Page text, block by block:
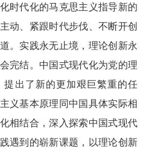
时代化的马克思主义指导新的
动、紧跟时代步伐、不断开创
。实践永无止境，理论创新永
完结。中国式现代化为党的理
出了新的更加艰巨繁重的任
义基本原理同中国具体实际相
相结合，深入探索中国式现代
遇到的崭新课题，以理论创新